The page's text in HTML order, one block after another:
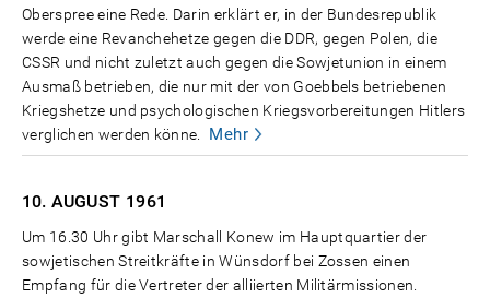
Oberspree eine Rede. Darin erklärt er, in der Bundesrepublik
werde eine Revanchehetze gegen die DDR, gegen Polen, die
CSSR und nicht zuletzt auch gegen die Sowjetunion in einem
Ausmaß betrieben, die nur mit der von Goebbels betriebenen
Kriegshetze und psychologischen Kriegsvorbereitungen Hitlers
verglichen werden könne.
Mehr
10. AUGUST 1961
Um 16.30 Uhr gibt Marschall Konew im Hauptquartier der
sowjetischen Streitkräfte in Wünsdorf bei Zossen einen
Empfang für die Vertreter der alliierten Militärmissionen.